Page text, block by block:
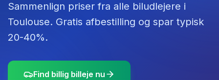
Sammenlign priser fra alle biludlejere i
Toulouse. Gratis afbestilling og spar typisk
20-40%.
Find billig billeje nu